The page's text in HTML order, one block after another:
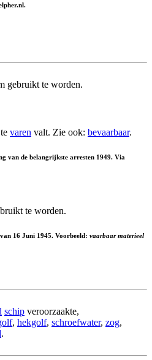
gebruikt te worden.
varen valt. Zie ook: bevaarbaar.
van de belangrijkste arresten 1949. Via
te worden.
16 Juni 1945. Voorbeeld: vaarbaar materieel
schip veroorzaakte,
, hekgolf, schroefwater, zog,
.